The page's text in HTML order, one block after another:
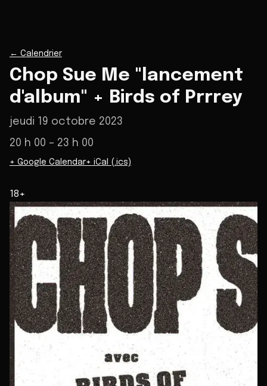
← Calendrier
Chop Sue Me "lancement
d'album" + Birds of Prrrey
jeudi 19 octobre 2023
20 h 00 – 23 h 00
+ Google Calendar+ iCal (.ics)
18+